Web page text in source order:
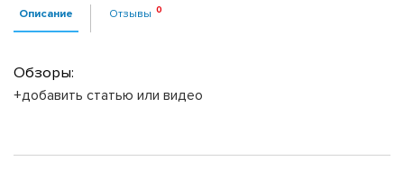
Описание Отзывы
Обзоры:
+добавить статью или видео